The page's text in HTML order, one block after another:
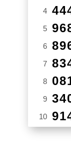
4
5
6
7
8
9
10